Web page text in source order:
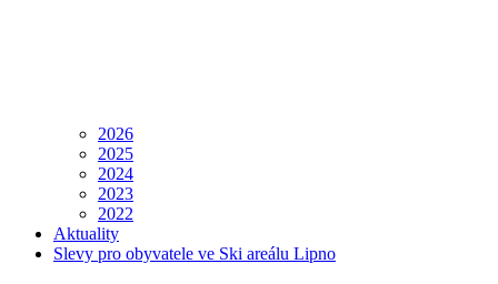
2026
2025
2024
2023
2022
Aktuality
Slevy pro obyvatele ve Ski areálu Lipno